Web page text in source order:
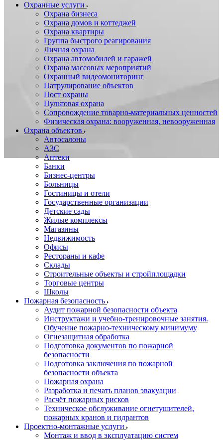
Охранные услуги
Охрана бизнеса
Охрана домов и коттеджей
Охрана квартиры
Группа быстрого реагирования
Личная охрана
Охрана автомобилей и гаражей
Охрана массовых мероприятий
Охранный видеомониторинг
Патрулирование объектов
Пост охраны
Пультовая охрана
Сопровождение товарно-материальных ценностей
Физическая охрана: вооруженная, невооруженная
Охрана объектов
Автосалоны
АЗС
Аптеки
Банки
Бизнес-центры
Больницы
Гостиницы и отели
Государственные организации
Детские сады
Жилые комплексы
Магазины
Недвижимость
Офисы
Рестораны и кафе
Склады
Строительные объекты и стройплощадки
Торговые центры
Школы
Пожарная безопасность
Аудит пожарной безопасности объекта
Инструктажи и учебно-тренировочные занятия.
Обучение пожарно-техническому минимуму
Огнезащитная обработка
Подготовка документов по пожарной
безопасности
Подготовка заключения по пожарной
безопасности объекта
Пожарная охрана
Разработка и печать планов эвакуации
Расчёт пожарных рисков
Техническое обслуживание огнетушителей,
пожарных кранов и гидрантов
Проектно-монтажные услуги
Монтаж и ввод в эксплуатацию систем